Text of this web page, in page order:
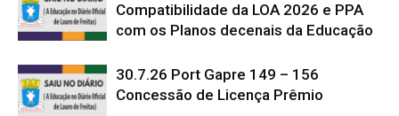
Compatibilidade da LOA 2026 e PPA
com os Planos decenais da Educação
30.7.26 Port Gapre 149 – 156
Concessão de Licença Prêmio